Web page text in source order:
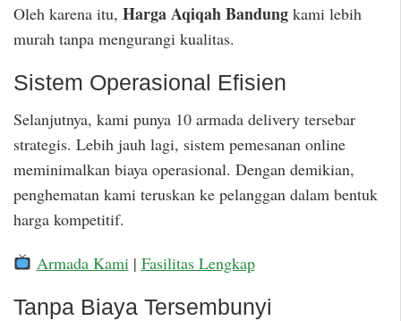
Oleh karena itu, Harga Aqiqah Bandung kami lebih
murah tanpa mengurangi kualitas.
Sistem Operasional Efisien
Selanjutnya, kami punya 10 armada delivery tersebar
strategis. Lebih jauh lagi, sistem pemesanan online
meminimalkan biaya operasional. Dengan demikian,
penghematan kami teruskan ke pelanggan dalam bentuk
harga kompetitif.
Armada Kami | Fasilitas Lengkap
Tanpa Biaya Tersembunyi